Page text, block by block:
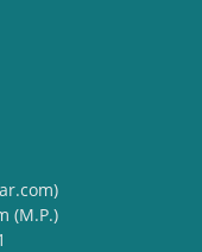
(M.P.)